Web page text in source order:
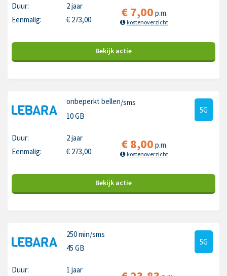
Duur:
2 jaar
Eenmalig:
€ 273,00 €7,00 p.m.
kostenoverzicht
Bekijk actie
onbeperkt bellen/sms
10 GB
5G
Duur:
2 jaar
Eenmalig:
€ 273,00 €8,00 p.m.
kostenoverzicht
Bekijk actie
250 min/sms
45 GB
5G
Duur:
1 jaar